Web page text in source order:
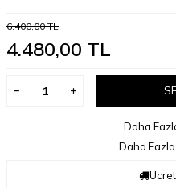
6.400,00TL
4.480,00 TL
Daha
Daha Fazla